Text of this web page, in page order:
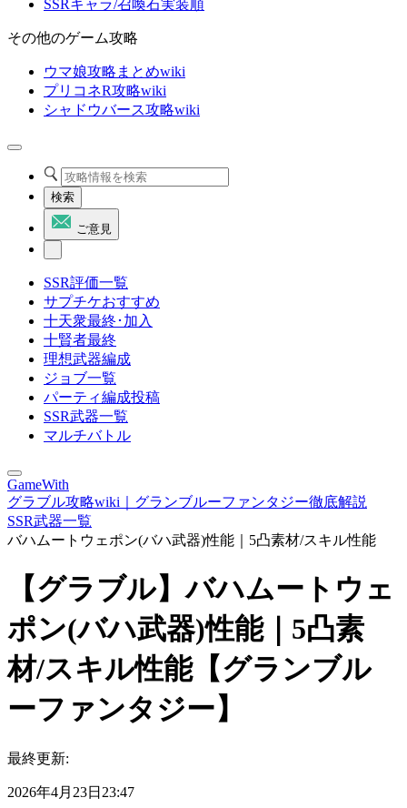
SSRキャラ/召喚石実装順
その他のゲーム攻略
ウマ娘攻略まとめwiki
プリコネR攻略wiki
シャドウバース攻略wiki
検索
ご意見
SSR評価一覧
サプチケおすすめ
十天衆最終･加入
十賢者最終
理想武器編成
ジョブ一覧
パーティ編成投稿
SSR武器一覧
マルチバトル
GameWith
グラブル攻略wiki｜グランブルーファンタジー徹底解説
SSR武器一覧
バハムートウェポン(バハ武器)性能｜5凸素材/スキル性能
【グラブル】バハムートウェ
ポン(バハ武器)性能｜5凸素
材/スキル性能【グランブル
ーファンタジー】
最終更新:
2026年4月23日23:47